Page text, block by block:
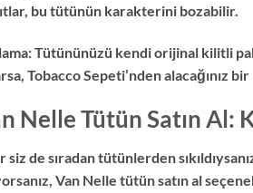
bu tütünün karakterini bozabilir.
Tütününüzü kendi orijinal kilitli
Tobacco Sepeti’nden alacağınız
Nelle Tütün Satın Al:
siz de sıradan tütünlerden
Van Nelle tütün satın al